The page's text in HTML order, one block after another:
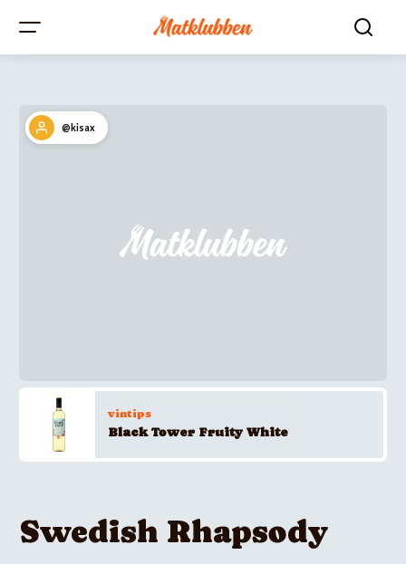
@kisax
vintips
Black Tower Fruity White
Swedish Rhapsody